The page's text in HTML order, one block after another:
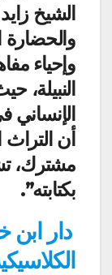
الشيخ
والحضارة
وإحياء
النبيلة،
الإنساني
أن
مشترك،
بكتابته”.
دار ابن